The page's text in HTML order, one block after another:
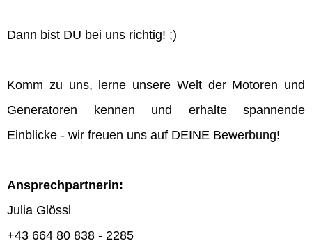
Dann bist DU bei uns richtig! ;)
Komm zu uns, lerne unsere Welt der Motoren und
Generatoren kennen und erhalte spannende
Einblicke - wir freuen uns auf DEINE Bewerbung!
Ansprechpartnerin:
Julia Glössl
+43 664 80 838 - 2285